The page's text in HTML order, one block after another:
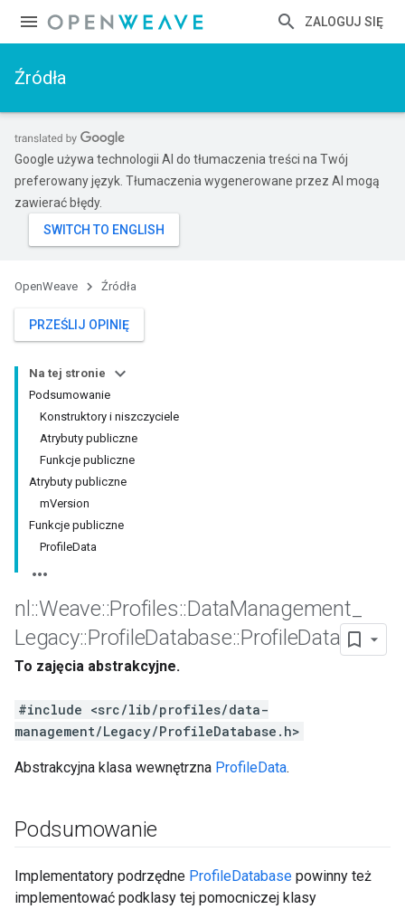
ZALOGUJ SIĘ
Źródła
Google używa technologii AI do tłumaczenia treści na Twój
preferowany język. Tłumaczenia wygenerowane przez AI mogą
zawierać błędy.
OpenWeave Źródła
PRZEŚLIJ OPINIĘ
Na tej stronie
Podsumowanie
Konstruktory i niszczyciele
Atrybuty publiczne
Funkcje publiczne
Atrybuty publiczne
mVersion
Funkcje publiczne
ProfileData
nl ::Weave::Profiles::DataManagement
Legacy::ProfileDatabase::ProfileData
To zajęcia abstrakcyjne.
#include <src/lib/profiles/data-
management/Legacy/ProfileDatabase.h>
Abstrakcyjna klasa wewnętrzna ProfileData.
Podsumowanie
Implementatory podrzędne ProfileDatabase powinny też
implementować podklasy tej pomocniczej klasy